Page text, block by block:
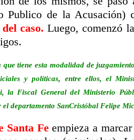
de la Acusación)
caso. Luego, comenzó
tiene esta modalidad de
y políticas, entre ellos, el
la Fiscal General del Ministerio
departamento SanCristóbal Felipe
Santa Feempieza a marcar